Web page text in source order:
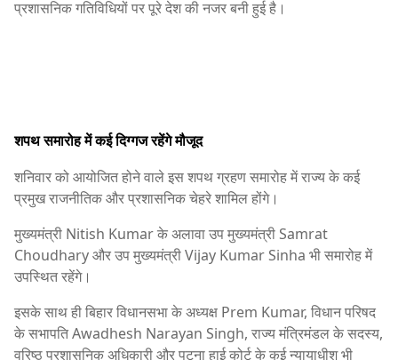
प्रशासनिक गतिविधियों पर पूरे देश की नजर बनी हुई है।
शपथ समारोह में कई दिग्गज रहेंगे मौजूद
शनिवार को आयोजित होने वाले इस शपथ ग्रहण समारोह में राज्य के कई
प्रमुख राजनीतिक और प्रशासनिक चेहरे शामिल होंगे।
मुख्यमंत्री Nitish Kumarके अलावा उप मुख्यमंत्रीSamrat
Choudharyऔर उप मुख्यमंत्रीVijay Kumar Sinha भी समारोह में
उपस्थित रहेंगे।
इसके साथ ही बिहार विधानसभा के अध्यक्ष Prem Kumar, विधान परिषद
के सभापतिAwadhesh Narayan Singh, राज्य मंत्रिमंडल के सदस्य,
वरिष्ठ प्रशासनिक अधिकारी और पटना हाई कोर्ट के कई न्यायाधीश भी